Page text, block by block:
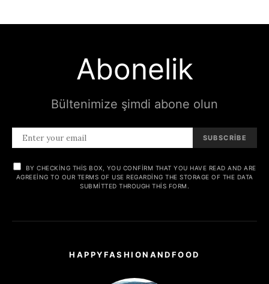
Abonelik
Bültenimize şimdi abone olun
SUBSCRIBE
BY CHECKING THIS BOX, YOU CONFIRM THAT YOU HAVE READ AND ARE
AGREEING TO OUR TERMS OF USE REGARDING THE STORAGE OF THE DATA
SUBMITTED THROUGH THIS FORM.
HAPPYFASHIONANDFOOD